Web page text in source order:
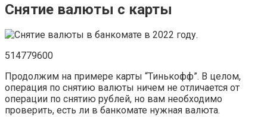
Снятие валюты с карты
514779600
Продолжим на примере карты “Тинькофф”. В целом,
операция по снятию валюты ничем не отличается от
операции по снятию рублей, но вам необходимо
проверить, есть ли в банкомате нужная валюта.